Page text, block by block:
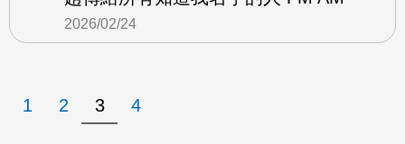
2026/02/24
1 2 3 4